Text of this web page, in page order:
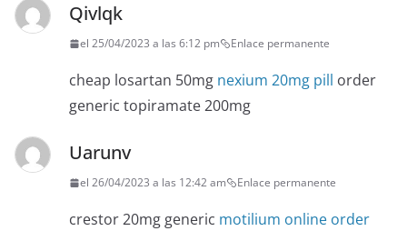
Qivlqk
el 25/04/2023 a las 6:12 pm Enlace permanente
cheap losartan 50mg nexium 20mg pill order
generic topiramate 200mg
Uarunv
el 26/04/2023 a las 12:42 am Enlace permanente
crestor 20mg generic motilium online order